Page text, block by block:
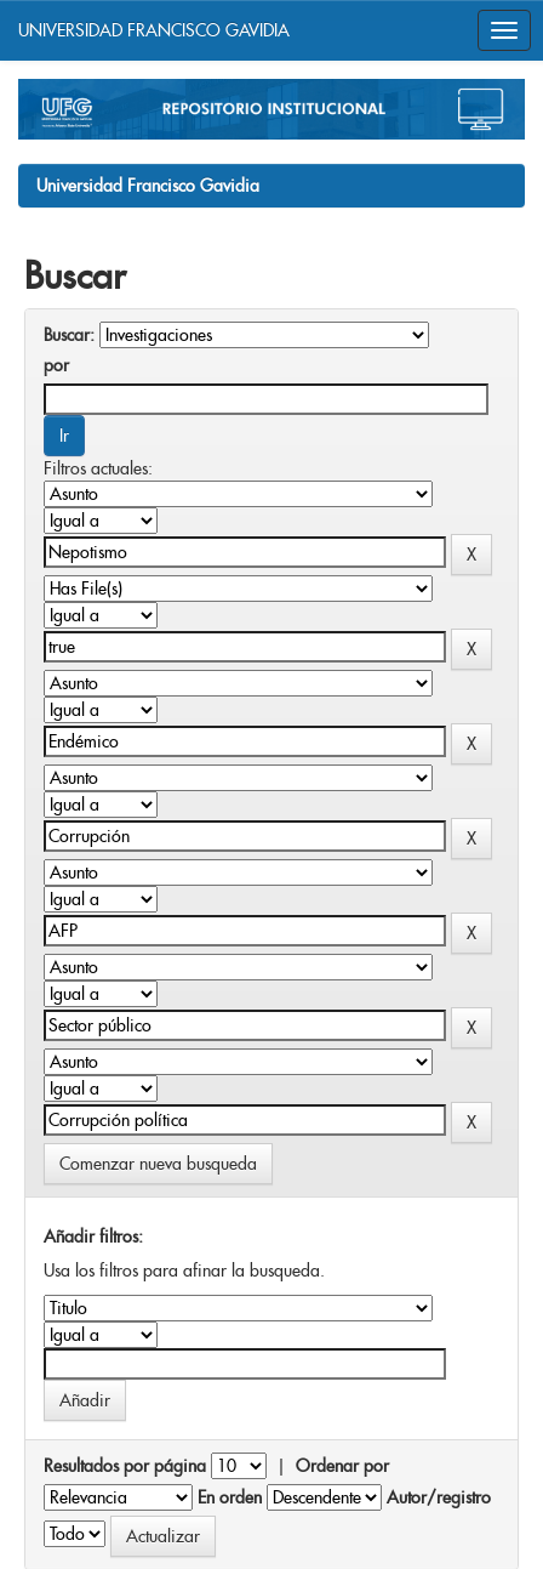
navigation
UNIVERSIDAD FRANCISCO GAVIDIA
Universidad Francisco Gavidia
Buscar
Buscar:
por
Filtros actuales:
Comenzar nueva busqueda
Añadir filtros:
Usa los filtros para afinar la busqueda.
Resultados por página | Ordenar por
En orden
Autor/registro